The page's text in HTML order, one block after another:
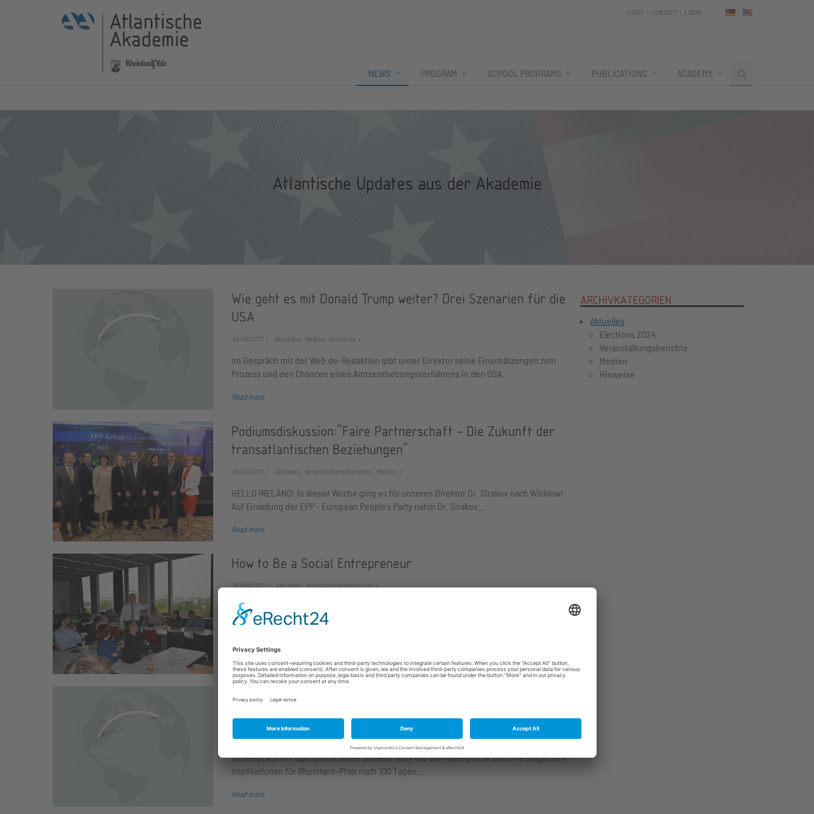
START CONTACT LOGIN
NEWS PROGRAM SCHOOL PROGRAMS PUBLICATIONS ACADEMY
Atlantische Updates aus der Akademie
Wie geht es mit Donald Trump weiter? Drei Szenarien für die
USA
05/18/2017 Aktuelles, Medien, Hinweise
Im Gespräch mit der Web.de-Redaktion gibt unser Direktor seine Einschätzungen zum
Prozess und den Chancen eines Amtsenthebungsverfahrens in den USA.
Read more
Podiumsdiskussion:"Faire Partnerschaft - Die Zukunft der
transatlantischen Beziehungen"
05/12/2017 Aktuelles, Veranstaltungsberichte, Medien
HELLO IRELAND! In dieser Woche ging es für unseren Direktor Dr. Sirakov nach Wicklow!
Auf Einladung der EPP - European People's Party nahm Dr. Sirakov…
Read more
How to Be a Social Entrepreneur
05/08/2017 Aktuelles, Veranstaltungsberichte
Last Thursday, we were happy to welcome Professor Eric Staley, an expert on social
entrepreneurship, non-/profit management and resource development,…
dpa-Interviewbericht: Experte: Trump-Kehrtwende könnte
04/29/2017 Aktuelles, Medien, Hinweise
Im Gespräch mit dpa spricht unser Direktor über die US-Außenpolitik und ihre möglichen
Implikationen für Rheinland-Pfalz nach 100 Tagen…
Read more
ARCHIVKATEGORIEN
Aktuelles
Elections 2024
Veranstaltungsberichte
Medien
Hinweise